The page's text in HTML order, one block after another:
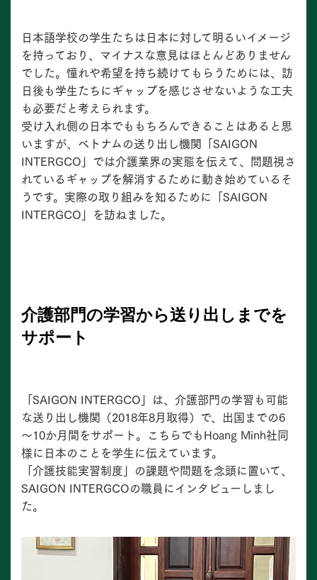
日本語学校の学生たちは日本に対して明るいイメージ
を持っており、マイナスな意見はほとんどありません
でした。憧れや希望を持ち続けてもらうためには、訪
日後も学生たちにギャップを感じさせないような工夫
も必要だと考えられます。
受け入れ側の日本でももちろんできることはあると思
いますが、ベトナムの送り出し機関「SAIGON
INTERGCO」では介護業界の実態を伝えて、問題視さ
れているギャップを解消するために動き始めているそ
うです。実際の取り組みを知るために「SAIGON
INTERGCO」を訪ねました。
介護部門の学習から送り出しまでを
サポート
「SAIGON INTERGCO」は、介護部門の学習も可能
な送り出し機関（2018年8月取得）で、出国までの6
～10か月間をサポート。こちらでもHoang Minh社同
様に日本のことを学生に伝えています。
「介護技能実習制度」の課題や問題を念頭に置いて、
SAIGON INTERGCOの職員にインタビューしまし
た。